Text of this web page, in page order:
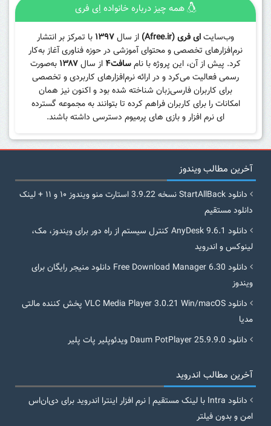
همه چیز درباره خانواده اِی فری
وب‌سایتای فری (Afree.ir) از سال۱۳۹۷ با تمرکز بر انتشار
نرم‌افزارهای تخصصی و محتوای آموزشی در حوزه فناوری آغاز به‌کار
کرد. پیش از آن، این پروژه با نامسافت۴ از سال۱۳۸۷ به‌صورت
رسمی فعالیت می‌کرد و در ارائه نرم‌افزارهای کاربردی و تخصصی
برای کاربران فارسی‌زبان شناخته شده بود و اکنون نیز همان
امکانات را برای کاربران فراهم کرده تا بتوانند به مجموعه گسترده
ای نرم افزار و بازی های پرمیوم دسترسی داشته باشند.
آخرین مطالب ویندوز
دانلود StartAllBack نسخه 3.9.22 استارت منو ویندوز ۱۰ و ۱۱ + لینک
دانلود مستقیم
دانلود AnyDesk 9.6.1 کنترل سیستم از راه دور برای ویندوز، مک،
لینوکس و اندروید
دانلود Free Download Manager 6.30 دانلود منیجر رایگان برای
ویندوز
دانلود VLC Media Player 3.0.21 Win/macOS پخش کننده مالتی
مدیا
دانلود Daum PotPlayer 25.9.9.0 ویدئوپلیر پات پلیر
آخرین مطالب اندروید
دانلود Intra با لینک مستقیم | نرم افزار اینترا اندروید برای دی‌ان‌اس
امن و بدون فیلتر